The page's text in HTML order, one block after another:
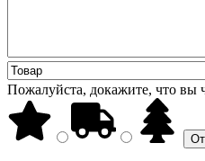
Пожалуйста, докажите, что вы